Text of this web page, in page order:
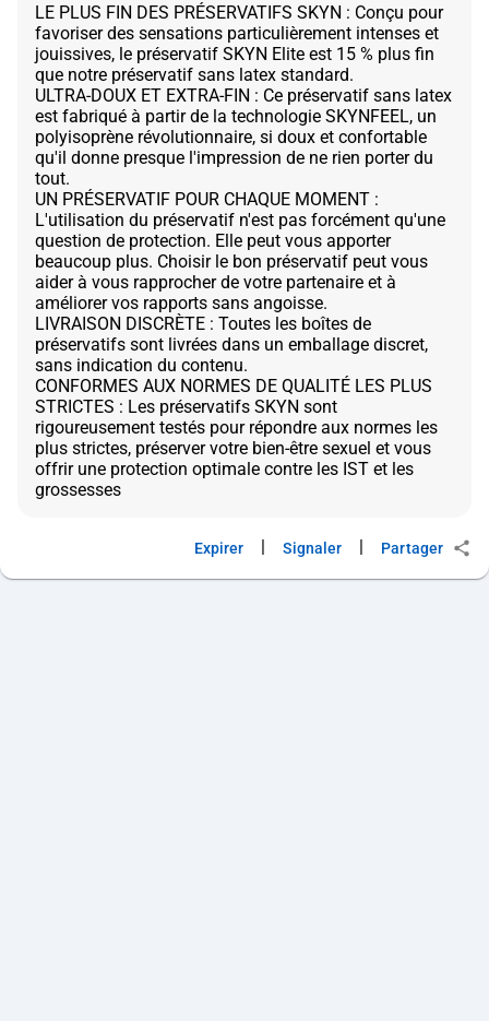
LE PLUS FIN DES PRÉSERVATIFS SKYN : Conçu pour
favoriser des sensations particulièrement intenses et
jouissives, le préservatif SKYN Elite est 15 % plus fin
que notre préservatif sans latex standard.
ULTRA-DOUX ET EXTRA-FIN : Ce préservatif sans latex
est fabriqué à partir de la technologie SKYNFEEL, un
polyisoprène révolutionnaire, si doux et confortable
qu'il donne presque l'impression de ne rien porter du
tout.
UN PRÉSERVATIF POUR CHAQUE MOMENT :
L'utilisation du préservatif n'est pas forcément qu'une
question de protection. Elle peut vous apporter
beaucoup plus. Choisir le bon préservatif peut vous
aider à vous rapprocher de votre partenaire et à
améliorer vos rapports sans angoisse.
LIVRAISON DISCRÈTE : Toutes les boîtes de
préservatifs sont livrées dans un emballage discret,
sans indication du contenu.
CONFORMES AUX NORMES DE QUALITÉ LES PLUS
STRICTES : Les préservatifs SKYN sont
rigoureusement testés pour répondre aux normes les
plus strictes, préserver votre bien-être sexuel et vous
offrir une protection optimale contre les IST et les
Expirer | Signaler | Partager